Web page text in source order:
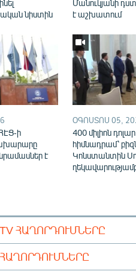
նիստին
Մանուկյանի
է աշխատում
ի
է
ՕԳՈՍՏՈՍ 05,
400 միլիոն
հիմնադրամ՝
Կոնստանտին
ՀԱՂՈՐԴՈՒՄՆԵՐԸ